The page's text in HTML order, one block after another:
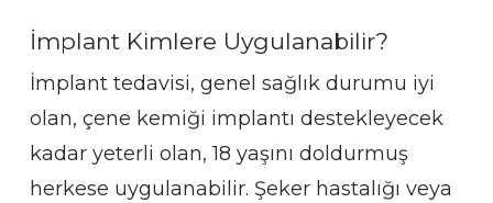
İmplant Kimlere Uygulanabilir?
İmplant tedavisi, genel sağlık durumu iyi
olan, çene kemiği implantı destekleyecek
kadar yeterli olan, 18 yaşını doldurmuş
herkese uygulanabilir. Şeker hastalığı veya